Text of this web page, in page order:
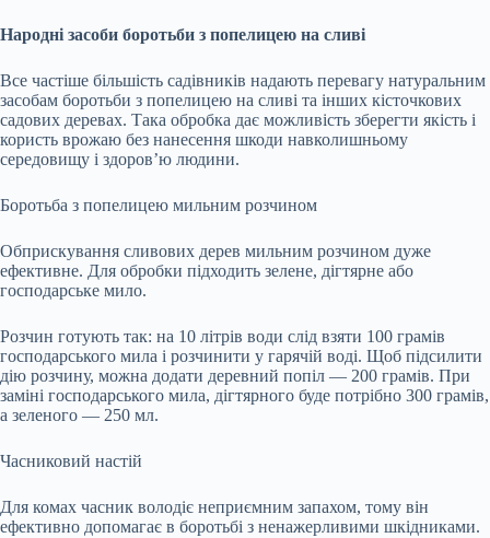
Народні засоби боротьби з попелицею на сливі
Все частіше більшість садівників надають перевагу натуральним
засобам боротьби з попелицею на сливі та інших кісточкових
садових деревах. Така обробка дає можливість зберегти якість і
користь врожаю без нанесення шкоди навколишньому
середовищу і здоров’ю людини.
Боротьба з попелицею мильним розчином
Обприскування сливових дерев мильним розчином дуже
ефективне. Для обробки підходить зелене, дігтярне або
господарське мило.
Розчин готують так: на 10 літрів води слід взяти 100 грамів
господарського мила і розчинити у гарячій воді. Щоб підсилити
дію розчину, можна додати деревний попіл — 200 грамів. При
заміні господарського мила, дігтярного буде потрібно 300 грамів,
а зеленого — 250 мл.
Часниковий настій
Для комах часник володіє неприємним запахом, тому він
ефективно допомагає в боротьбі з ненажерливими шкідниками.